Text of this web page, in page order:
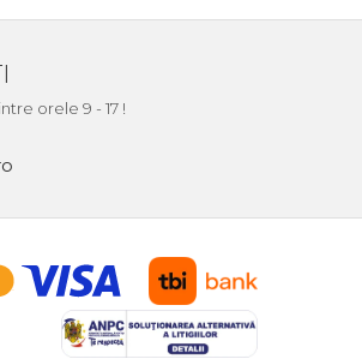
orele 9 - 17 !